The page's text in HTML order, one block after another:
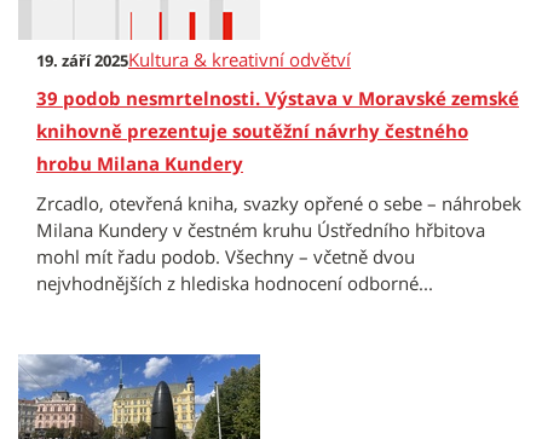
19. září 2025Kultura & kreativní odvětví
39 podob nesmrtelnosti. Výstava v Moravské zemské
knihovně prezentuje soutěžní návrhy čestného
hrobu Milana Kundery
Zrcadlo, otevřená kniha, svazky opřené o sebe – náhrobek
Milana Kundery v čestném kruhu Ústředního hřbitova
mohl mít řadu podob. Všechny – včetně dvou
nejvhodnějších z hlediska hodnocení odborné...